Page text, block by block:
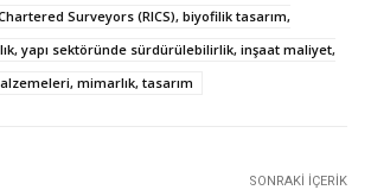
Surveyors (RICS), biyofilik tasarım,
yapı sektöründe sürdürülebilirlik, inşaat maliyet,
mimarlık, tasarım
SONRAKI İÇERIK